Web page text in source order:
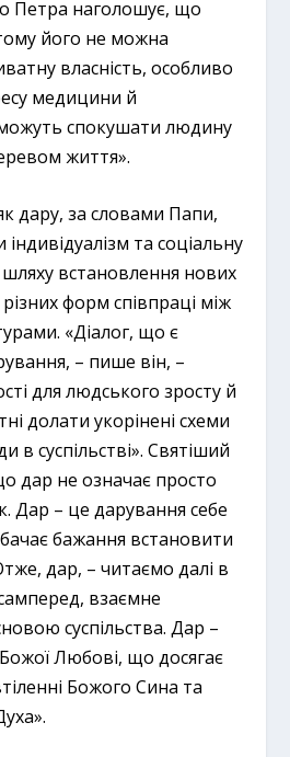
Петра наголошує, що
його не можна
власність, особливо
медицини й
можуть спокушати людину
життя».
дару, за словами Папи,
та соціальну
встановлення нових
різних форм співпраці між
«Діалог, що є
– пише він, –
для людського зросту й
долати укорінені схеми
в суспільстві». Святіший
дар не означає просто
Дар – це дарування себе
бажання встановити
дар, – читаємо далі в
взаємне
суспільства. Дар –
Любові, що досягає
Божого Сина та